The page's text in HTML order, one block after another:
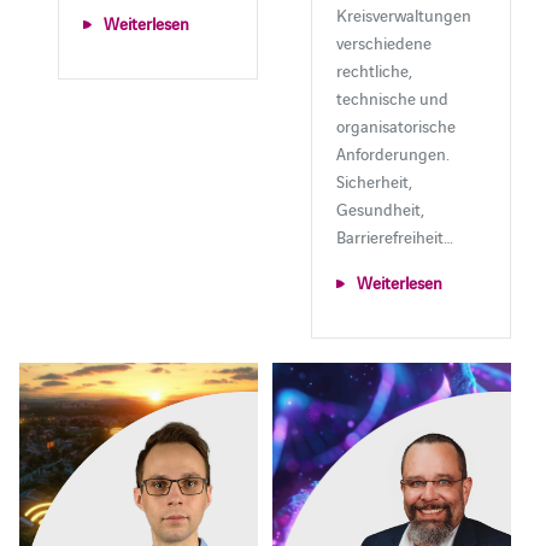
Weiterlesen
Kreisverwaltungen
verschiedene
rechtliche,
technische und
organisatorische
Anforderungen.
Sicherheit,
Gesundheit,
Barrierefreiheit…
Weiterlesen